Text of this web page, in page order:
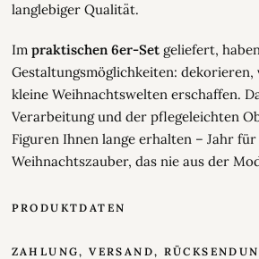
langlebiger Qualität.
Im praktischen 6er-Setgeliefert,
Gestaltungsmöglichkeiten: dekorieren,
kleine Weihnachtswelten erschaffen.
Verarbeitung und der pflegeleichten
Figuren Ihnen lange erhalten – Jahr
Weihnachtszauber, das nie aus der
PRODUKTDATEN
ZAHLUNG, VERSAND,